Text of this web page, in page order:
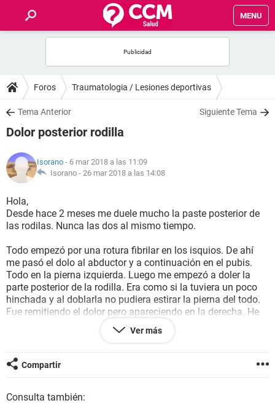
MENU
FOROS
SALUD
FAMILIA
NUTRICIÓN
BIENESTAR
GLOSARIO
Foros Traumatologia / Lesiones deportivas
Tema Anterior Siguiente Tema
Dolor posterior rodilla
Isorano - 6 mar 2018 a las 11:09
Isorano - 26 mar 2018 a las 14:08
Hola,
Desde hace 2 meses me duele mucho la paste posterior de
las rodilas. Nunca las dos al mismo tiempo.
Todo empezó por una rotura fibrilar en los isquios. De ahí
me pasó el dolo al abductor y a continuación en el pubis.
Todo en la pierna izquierda. Luego me empezó a doler la
parte posterior de la rodilla. Era como si la tuviera un poco
hinchada y al doblarla no pudiera estirar la pierna del todo.
Fue remitiendo el dolor pero apareciendo en la derecha. He
ido a 2 fisios y me han dicho que tengo todos los músculos
agarrotados, que me pasa por no estirar. Me pusieron agujas
curado, al empezar no a rajatabla con la tabla de
estiramientos que me mandaron en la última consulta. Pero
con el dolor en la rodilla derecha. NO se que hacer. Estoy
Ver más
Compartir
Consulta también: